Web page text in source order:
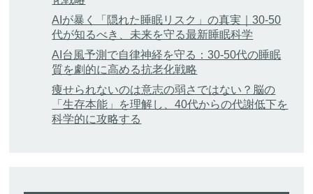
AIが暴く「隠れた睡眠リスク」の真実｜30-50
代が知るべき、未来を守る最新睡眠科学
AI台風予測で自律神経を守る：30-50代の睡眠
質を劇的に高める抗老化戦略
痩せられないのは意志の弱さではない？脳の
「生存本能」を理解し、40代からの代謝低下を
科学的に攻略する